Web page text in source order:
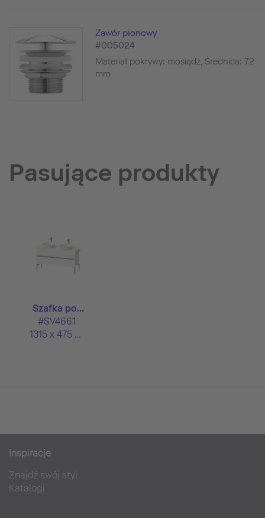
Zawór pionowy
#005024
Materiał pokrywy: mosiądz, Średnica: 72
mm
Pasujące produkty
Szafka po...
#SV4661
1315 x 475 mm
Inspiracje
Znajdź swój styl
Katalogi